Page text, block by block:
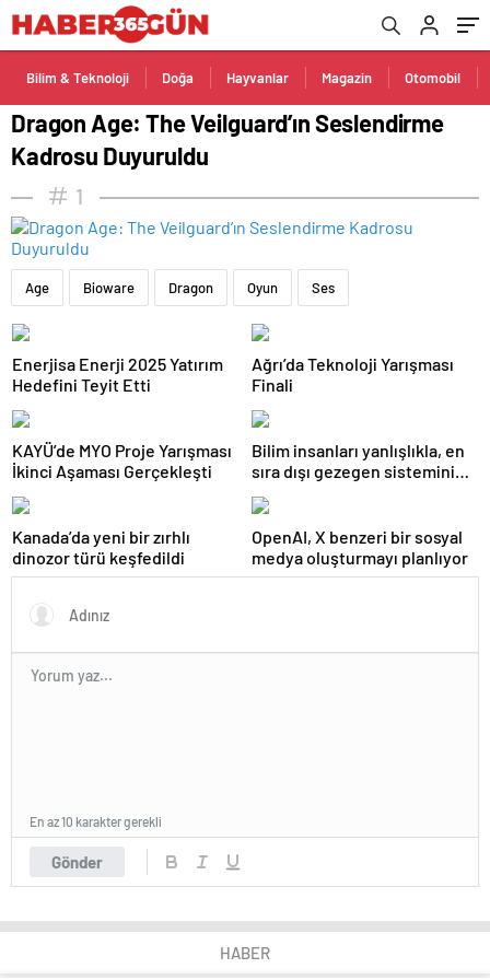
Bilim & Teknoloji Doğa Hayvanlar Magazin Otomobil
Dragon Age: The Veilguard’ın Seslendirme
Kadrosu Duyuruldu
1
Age Bioware Dragon Oyun Ses
Enerjisa Enerji 2025 Yatırım
Hedefini Teyit Etti
Ağrı’da Teknoloji Yarışması
Finali
KAYÜ’de MYO Proje Yarışması
İkinci Aşaması Gerçekleşti
Bilim insanları yanlışlıkla, en
sıra dışı gezegen sistemini
ortaya çıktı
Kanada’da yeni bir zırhlı
dinozor türü keşfedildi
OpenAI, X benzeri bir sosyal
medya oluşturmayı planlıyor
Gönder
En az 10 karakter gerekli
HABER